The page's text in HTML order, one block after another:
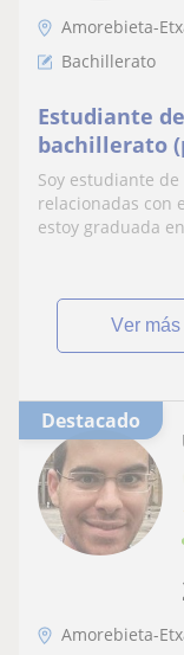
Amorebieta-
Bachillerato
Estudiante
bachillerato
Literatura,
Soy estudiante
relacionadas con
estoy graduada
ver más
Destacado
Amorebieta-